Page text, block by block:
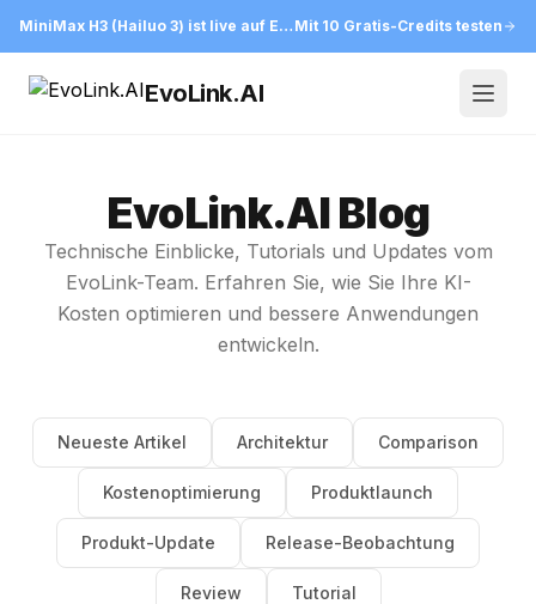
MiniMax H3 (Hailuo 3) ist live auf EvoLink Mit 10 Gratis-Credits testen
EvoLink.AI
EvoLink.AI Blog
Technische Einblicke, Tutorials und Updates vom
EvoLink-Team. Erfahren Sie, wie Sie Ihre KI-
Kosten optimieren und bessere Anwendungen
entwickeln.
Neueste Artikel Architektur Comparison
Kostenoptimierung Produktlaunch
Produkt-Update Release-Beobachtung
Review Tutorial